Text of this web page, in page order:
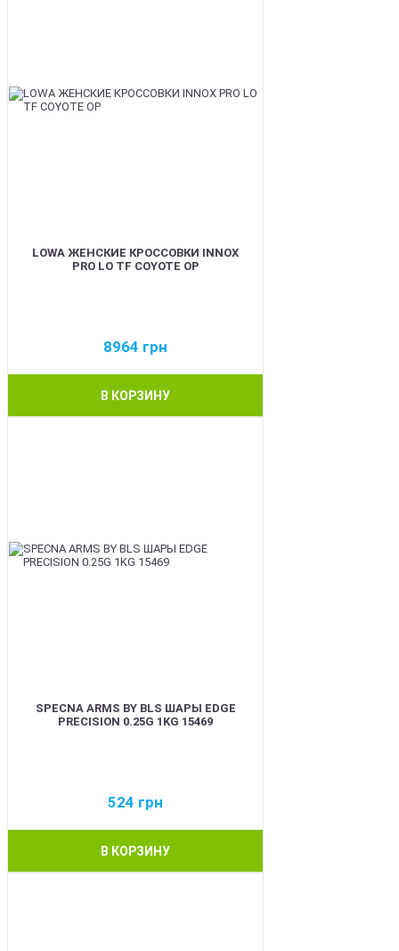
LOWA ЖЕНСКИЕ КРОССОВКИ INNOX
PRO LO TF COYOTE OP
8964 грн
В КОРЗИНУ
SPECNA ARMS BY BLS ШАРЫ EDGE
PRECISION 0.25G 1KG 15469
524 грн
В КОРЗИНУ